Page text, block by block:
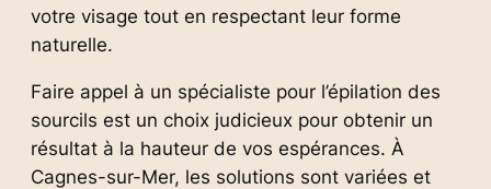
votre visage tout en respectant leur forme
naturelle.
Faire appel à un spécialiste pour l’épilation des
sourcils est un choix judicieux pour obtenir un
résultat à la hauteur de vos espérances. À
Cagnes-sur-Mer, les solutions sont variées et